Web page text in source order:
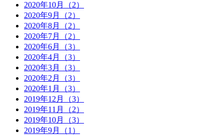
2020年10月（2）
2020年9月（2）
2020年8月（2）
2020年7月（2）
2020年6月（3）
2020年4月（3）
2020年3月（3）
2020年2月（3）
2020年1月（3）
2019年12月（3）
2019年11月（2）
2019年10月（3）
2019年9月（1）